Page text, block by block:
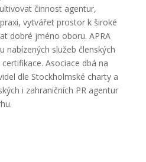
činnost agentur,
vytvářet prostor k široké
dobré jméno oboru. APRA
nabízených služeb členských
Asociace dbá na
dle Stockholmské charty a
i zahraničních PR agentur